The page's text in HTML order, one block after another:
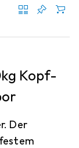
Kopf-
Der